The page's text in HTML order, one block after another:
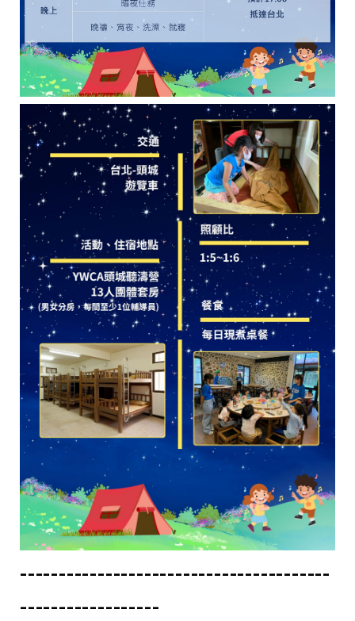
----------------------------------------
------------------